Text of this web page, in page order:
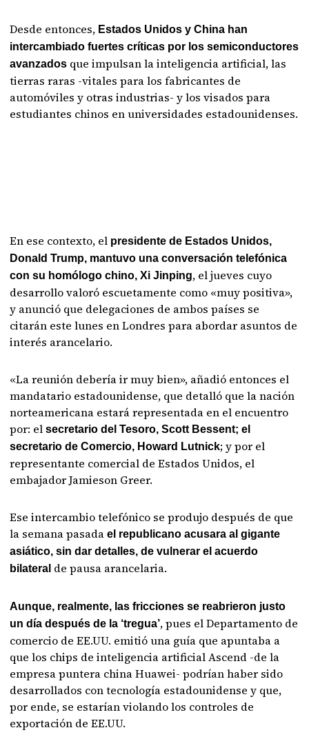
Desde entonces, Estados Unidos y China han
intercambiado fuertes críticas por los semiconductores
avanzados que impulsan la inteligencia artificial, las
tierras raras -vitales para los fabricantes de
automóviles y otras industrias- y los visados ​​para
estudiantes chinos en universidades estadounidenses.
En ese contexto, el presidente de Estados Unidos,
Donald Trump, mantuvo una conversación telefónica
con su homólogo chino, Xi Jinping, el jueves cuyo
desarrollo valoró escuetamente como «muy positiva»,
y anunció que delegaciones de ambos países se
citarán este lunes en Londres para abordar asuntos de
interés arancelario.
«La reunión debería ir muy bien», añadió entonces el
mandatario estadounidense, que detalló que la nación
norteamericana estará representada en el encuentro
por: elsecretario del Tesoro, Scott Bessent; el
secretario de Comercio, Howard Lutnick; y por el
representante comercial de Estados Unidos, el
embajador Jamieson Greer.
Ese intercambio telefónico se produjo después de que
la semana pasada el republicano acusara al gigante
asiático, sin dar detalles, de vulnerar el acuerdo
bilateral de pausa arancelaria.
Aunque, realmente, las fricciones se reabrieron justo
un día después de la ‘tregua’, pues el Departamento de
comercio de EE.UU. emitió una guía que apuntaba a
que los chips de inteligencia artificial Ascend -de la
empresa puntera china Huawei- podrían haber sido
desarrollados con tecnología estadounidense y que,
por ende, se estarían violando los controles de
exportación de EE.UU.